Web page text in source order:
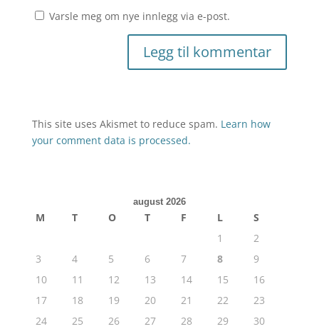
Varsle meg om nye innlegg via e-post.
This site uses Akismet to reduce spam. Learn how
your comment data is processed.
august 2026
M T O T F L
S
1
2
3
4 5 6 7 8
9
10
11 12 13 14 15
16
17
18 19 20 21 22
23
24
25 26 27 28 29
30